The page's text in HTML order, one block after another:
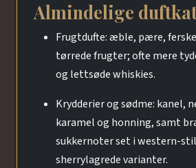
Almindelige
Frugtdufte: æble, pære,
tørrede frugter; ofte mere
og lettsøde whiskies.
Krydderier og sødme: kanel,
karamel og honning, samt
sukkernoter set i western-
sherrylagrede varianter.